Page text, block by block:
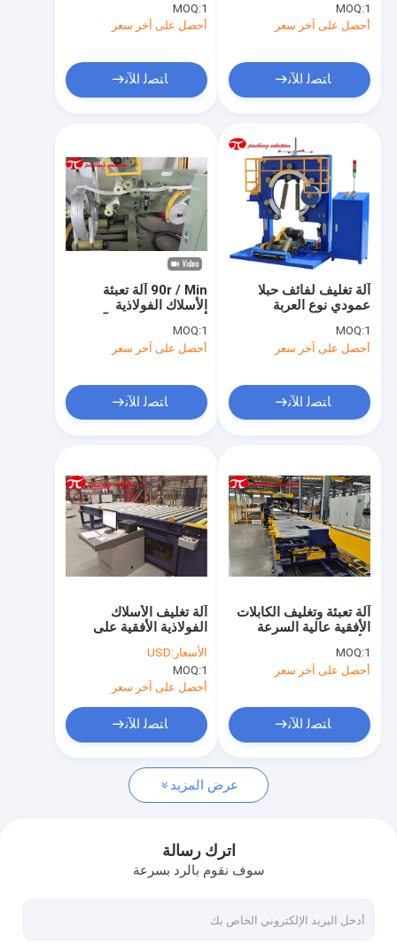
منتجات
معلومات عنا
جولة في المعمل
أخبار
اطلب اقتباس
خط تعبئة لفائف النحاس
خط تعبئة لفائف الألمنيوم
آلة تغليف لفائف الألمنيوم
التفاف GS500
MOQ:1
أحصل على آخر سعر
ﺎﺘﺼﻟ ﺍﻶﻧ
OD ضمان لمدة سنة
واحدة
MOQ:1
أحصل على آخر سعر
ﺎﺘﺼﻟ ﺍﻶﻧ
90r / Min آلة تعبئة
الأسلاك الفولاذية
تغليف الأسلاك
الأوتوماتيكية
MOQ:1
أحصل على آخر سعر
ﺎﺘﺼﻟ ﺍﻶﻧ
آلة تغليف لفائف حبلا
عمودي نوع العربة
بالكهرباء
MOQ:1
أحصل على آخر سعر
ﺎﺘﺼﻟ ﺍﻶﻧ
آلة تغليف الأسلاك
الفولاذية الأفقية على
آلة تغليف الملف
الأسعار:USD
MOQ:1
أحصل على آخر سعر
ﺎﺘﺼﻟ ﺍﻶﻧ
آلة تعبئة وتغليف الكابلات
الأفقية عالية السرعة
الدوار
MOQ:1
أحصل على آخر سعر
ﺎﺘﺼﻟ ﺍﻶﻧ
عرض المزيد
اترك رسالة
سوف نقوم بالرد بسرعة